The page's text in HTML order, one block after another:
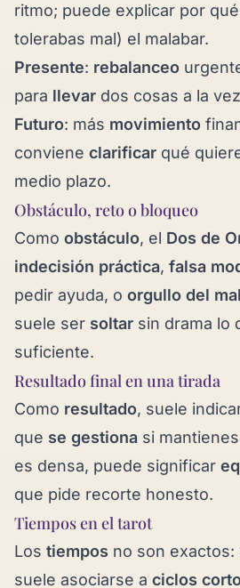
ritmo; puede explicar por
tolerabas mal) el malabar.
Presente: rebalanceo
para llevar dos cosas a la
Futuro: más movimiento
conviene clarificar qué
medio plazo.
Obstáculo, reto o bloqueo
Como obstáculo, el Dos de
indecisión práctica, falsa
pedir ayuda, o orgullo del
suele ser soltar sin drama lo
suficiente.
Resultado final en una tirada
Como resultado, suele
que se gestiona si
es densa, puede significar
que pide recorte honesto.
Tiempos en el tarot
Los tiempos no son exactos:
suele asociarse a ciclos